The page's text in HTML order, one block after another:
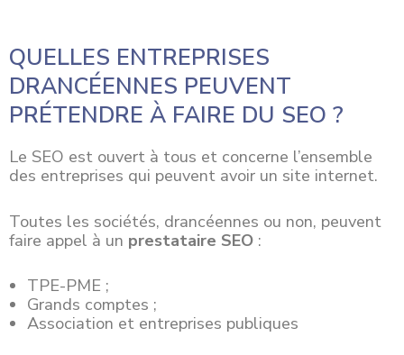
QUELLES ENTREPRISES
DRANCÉENNES PEUVENT
PRÉTENDRE À FAIRE DU SEO ?
Le SEO est ouvert à tous et concerne l’ensemble
des entreprises qui peuvent avoir un site internet.
Toutes les sociétés, drancéennes ou non, peuvent
faire appel à un prestataire SEO :
TPE-PME ;
Grands comptes ;
Association et entreprises publiques